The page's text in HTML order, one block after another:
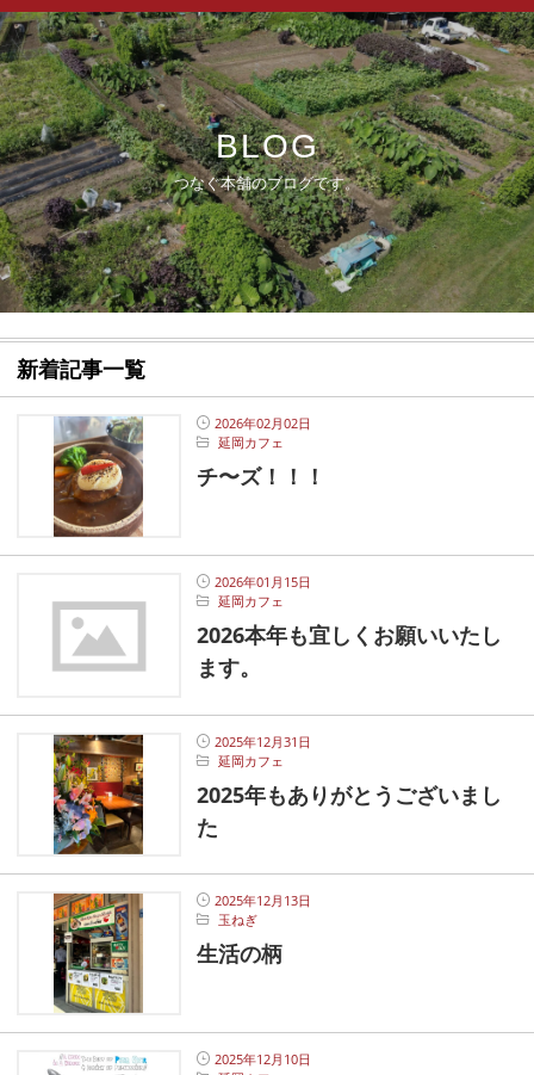
BLOG
つなぐ本舗のブログです。
新着記事一覧
2026年02月02日
延岡カフェ
チ〜ズ！！！
2026年01月15日
延岡カフェ
2026本年も宜しくお願いいたし
ます。
2025年12月31日
延岡カフェ
2025年もありがとうございまし
た
2025年12月13日
玉ねぎ
生活の柄
2025年12月10日